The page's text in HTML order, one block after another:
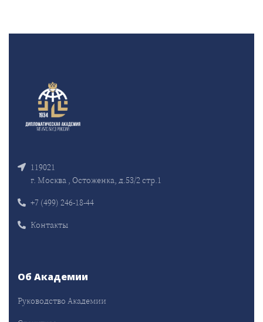
119021
г. Москва , Остоженка, д.53/2 стр.1
+7 (499) 246-18-44
Контакты
Об Академии
Руководство Академии